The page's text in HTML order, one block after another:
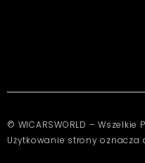
© WICARSWORLD – Wszelkie
Użytkowanie strony oznacza